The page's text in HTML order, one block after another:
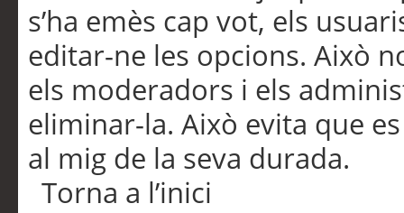
s’ha emès cap vot, els
editar-ne les opcions. Això
els moderadors i els
eliminar-la. Això evita que
al mig de la seva durada.
Torna a l’inici